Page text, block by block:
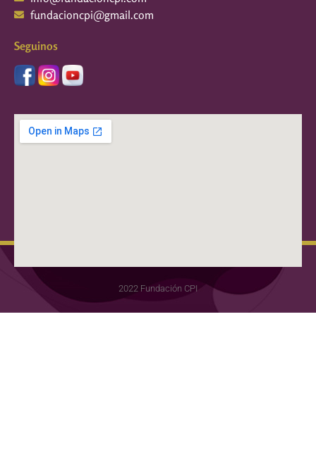
fundacioncpi@gmail.com
Seguinos
2022 Fundación CPI